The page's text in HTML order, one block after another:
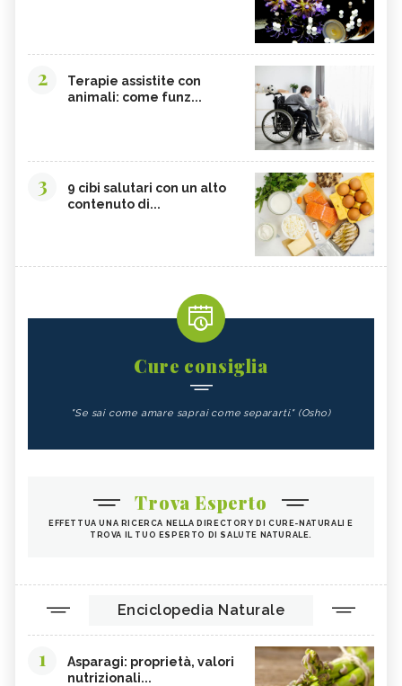
2
Terapie assistite con
animali: come funz...
3
9 cibi salutari con un alto
contenuto di...
Cure consiglia
"Se sai come amare saprai come separarti." (Osho)
Trova Esperto
EFFETTUA UNA RICERCA NELLA DIRECTORY DI CURE-NATURALI E
TROVA IL TUO ESPERTO DI SALUTE NATURALE.
Enciclopedia Naturale
1
Asparagi: proprietà, valori
nutrizionali...